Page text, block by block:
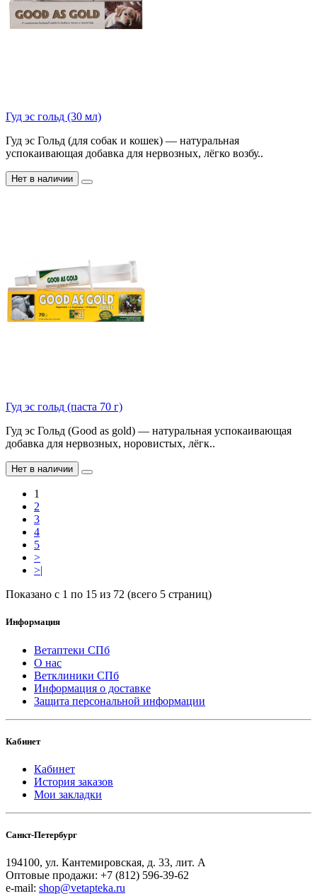
Гуд эс гольд (30 мл)
Гуд эс Гольд (для собак и кошек) — натуральная
успокаивающая добавка для нервозных, лёгко возбу..
Нет в наличии
Гуд эс гольд (паста 70 г)
Гуд эс Гольд (Good as gold) — натуральная успокаивающая
добавка для нервозных, норовистых, лёгк..
Нет в наличии
1
2
3
4
5
>
>|
Показано с 1 по 15 из 72 (всего 5 страниц)
Информация
Ветаптеки СПб
О нас
Ветклиники СПб
Информация о доставке
Защита персональной информации
Кабинет
Кабинет
История заказов
Мои закладки
Санкт-Петербург
194100, ул. Кантемировская, д. 33, лит. А
Оптовые продажи: +7 (812) 596-39-62
e-mail: shop@vetapteka.ru